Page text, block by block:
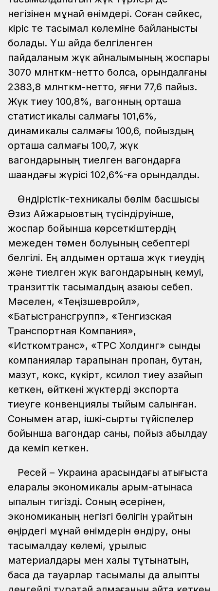
негізінен мұнай өнімдері. Соған сәйкес,
кіріс те тасымал көлеміне байланысты
болады. Үш айда белгіленген
пайдаланым жүк айналымының жоспары
3070 млнткм-нетто болса, орындалғаны
2383,8 млнткм-нетто, яғни 77,6 пайыз.
Жүк тиеу 100,8%, вагонның орташа
статистикалық салмағы 101,6%,
динамикалық салмағы 100,6, пойыздың
орташа салмағы 100,7, жүк
вагондарының тиелген вагондарға
шаққандағы жүрісі 102,6%-ға орындалды.
Өндірістік-техникалық бөлім басшысы
Әзиз Айжарықовтың түсіндіруінше,
жоспар бойынша көрсеткіштердің
межеден төмен болуының себептері
белгілі. Ең алдымен орташа жүк тиеудің
және тиелген жүк вагондарының кемуі,
транзиттік тасымалдың азаюы себеп.
Мәселен, «Теңізшевройл»,
«Батыстрансгрупп», «Тенгизская
Транспортная Компания»,
«Исткомтранс», «ТРС Холдинг» сынды
компаниялар тарапынан пропан, бутан,
мазут, кокс, күкірт, ксилол тиеу азайып
кеткен, өйткені жүктерді экспортқа
тиеуге конвенциялық тыйым салынған.
Сонымен қатар, ішкі-сыртқы түйіспелер
бойынша вагондар саны, пойыз қабылдау
да кеміп кеткен.
Ресей – Украина арасындағы қақтығыста
еларалық экономикалық қарым-қатынасқа
ықпалын тигізді. Соның әсерінен,
экономиканың негізгі бөлігін құрайтын
өңірдегі мұнай өнімдерін өндіру, оны
тасымалдау көлемі, құрылыс
материалдары мен халық тұтынатын,
басқа да тауарлар тасымалы да қалыпты